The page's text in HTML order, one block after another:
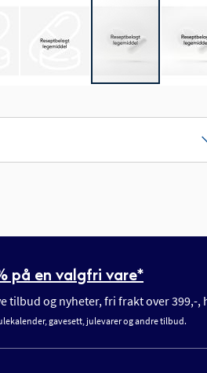
på en valgfri vare*
tilbud og nyheter, fri frakt over 399,-
gavesett, julevarer og andre tilbud.